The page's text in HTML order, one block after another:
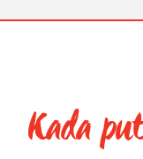
Kada